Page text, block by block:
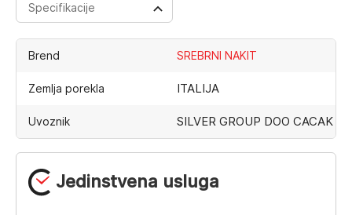
Jedinstvena usluga
Specifikacije
Brend SREBRNI NAKIT
Zemlja porekla ITALIJA
Uvoznik SILVER GROUP DOO CACAK